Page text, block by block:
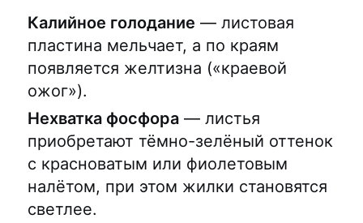
Калийное голодание — листовая
пластина мельчает, а по краям
появляется желтизна («краевой
ожог»).
Нехватка фосфора — листья
приобретают тёмно-зелёный оттенок
с красноватым или фиолетовым
налётом, при этом жилки становятся
светлее.